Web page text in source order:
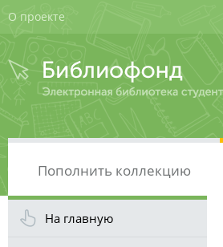
О проекте
Пополнить коллекцию
На главную